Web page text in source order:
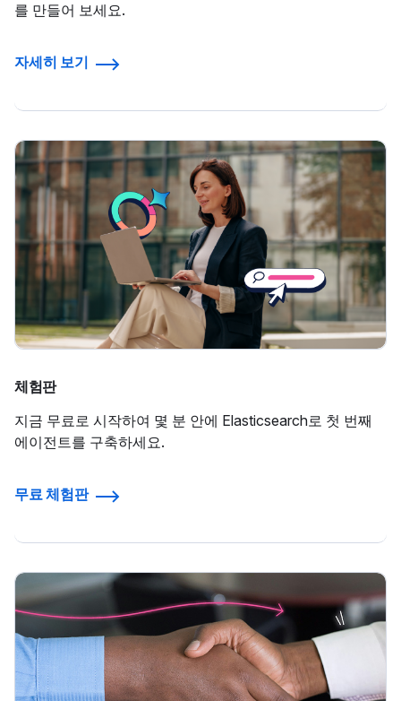
를 만들어 보세요.
자세히 보기
체험판
지금 무료로 시작하여 몇 분 안에 Elasticsearch로 첫 번째
에이전트를 구축하세요.
무료 체험판